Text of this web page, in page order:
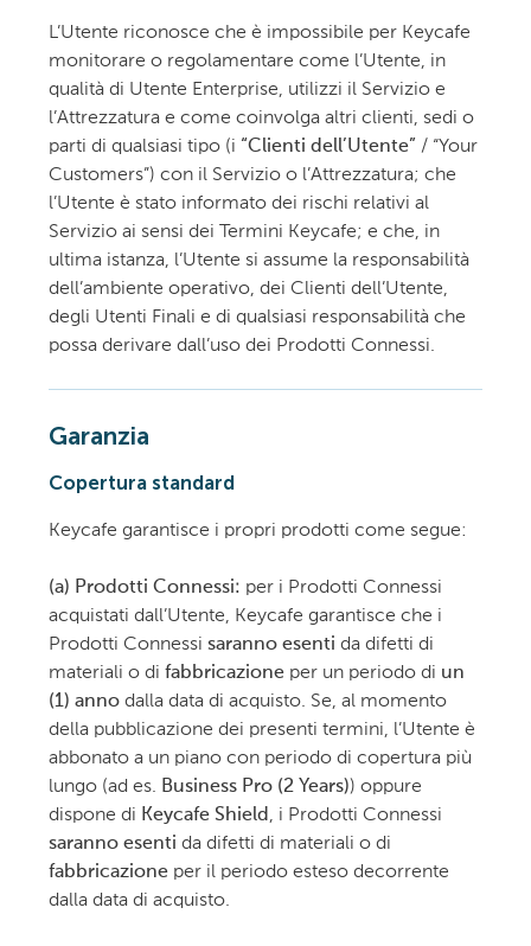
L’Utente riconosce che è impossibile per Keycafe
monitorare o regolamentare come l’Utente, in
qualità di Utente Enterprise, utilizzi il Servizio e
l’Attrezzatura e come coinvolga altri clienti, sedi o
parti di qualsiasi tipo (i “Clienti dell’Utente” / “Your
Customers”) con il Servizio o l’Attrezzatura; che
l’Utente è stato informato dei rischi relativi al
Servizio ai sensi dei Termini Keycafe; e che, in
ultima istanza, l’Utente si assume la responsabilità
dell’ambiente operativo, dei Clienti dell’Utente,
degli Utenti Finali e di qualsiasi responsabilità che
possa derivare dall’uso dei Prodotti Connessi.
Garanzia
Copertura standard
Keycafe garantisce i propri prodotti come segue:
(a) Prodotti Connessi: per i Prodotti Connessi
acquistati dall’Utente, Keycafe garantisce che i
Prodotti Connessi saranno esenti da difetti di
materiali o di fabbricazione per un periodo di un
(1) anno dalla data di acquisto. Se, al momento
della pubblicazione dei presenti termini, l’Utente è
abbonato a un piano con periodo di copertura più
lungo (ad es. Business Pro (2 Years)) oppure
dispone di Keycafe Shield , i Prodotti Connessi
saranno esenti da difetti di materiali o di
fabbricazione per il periodo esteso decorrente
dalla data di acquisto.